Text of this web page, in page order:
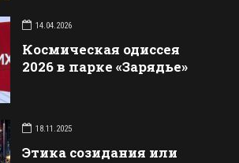
14.04.2026
Космическая одиссея
2026 в парке «Зарядье»
18.11.2025
Этика созидания или